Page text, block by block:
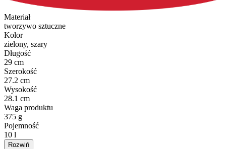
Materiał
tworzywo sztuczne
Kolor
zielony, szary
Długość
29 cm
Szerokość
27.2 cm
Wysokość
28.1 cm
Waga produktu
375 g
Pojemność
10 l
Rozwiń